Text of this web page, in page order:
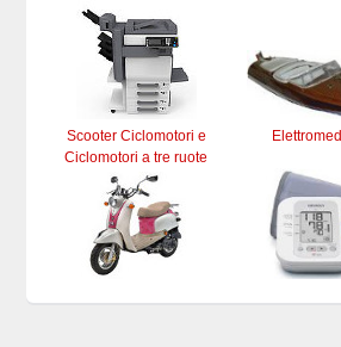
Scooter Ciclomotori e
Ciclomotori a tre ruote